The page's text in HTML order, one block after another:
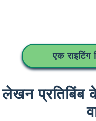
एक राइटिंग
लेखन प्रतिबिंब